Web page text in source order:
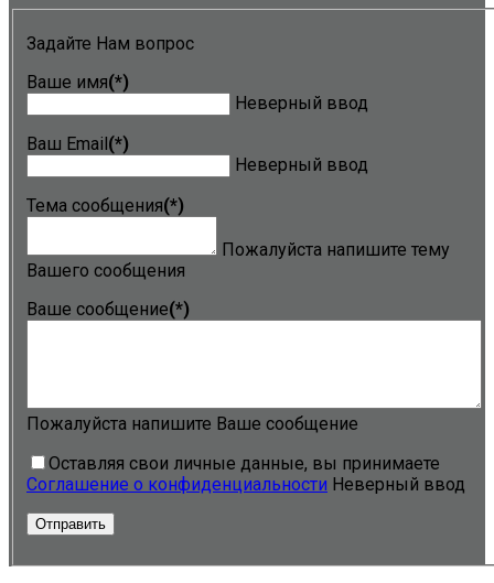
Задайте Нам вопрос
Ваше имя(*)
Неверный ввод
Ваш Email (*)
Неверный ввод
Тема сообщения(*)
Пожалуйста напишите тему
Вашего сообщения
Ваше сообщение(*)
Пожалуйста напишите Ваше сообщение
Оставляя свои личные данные, вы принимаете
Соглашение о конфиденциальности Неверный ввод